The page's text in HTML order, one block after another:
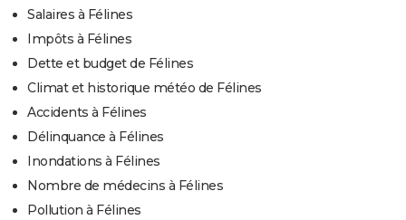
Salaires à Félines
Impôts à Félines
Dette et budget de Félines
Climat et historique météo de Félines
Accidents à Félines
Délinquance à Félines
Inondations à Félines
Nombre de médecins à Félines
Pollution à Félines